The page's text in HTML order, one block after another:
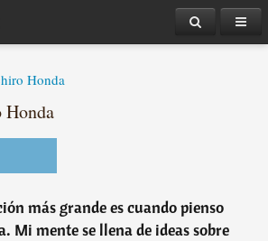
Honda
Honda
más grande es cuando pienso
Mi mente se llena de ideas sobre